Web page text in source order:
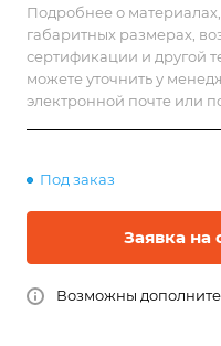
Подробнее о
габаритных размерах,
сертификации и другой
можете уточнить у
электронной почте или
Под заказ
Заявка на
Возможны